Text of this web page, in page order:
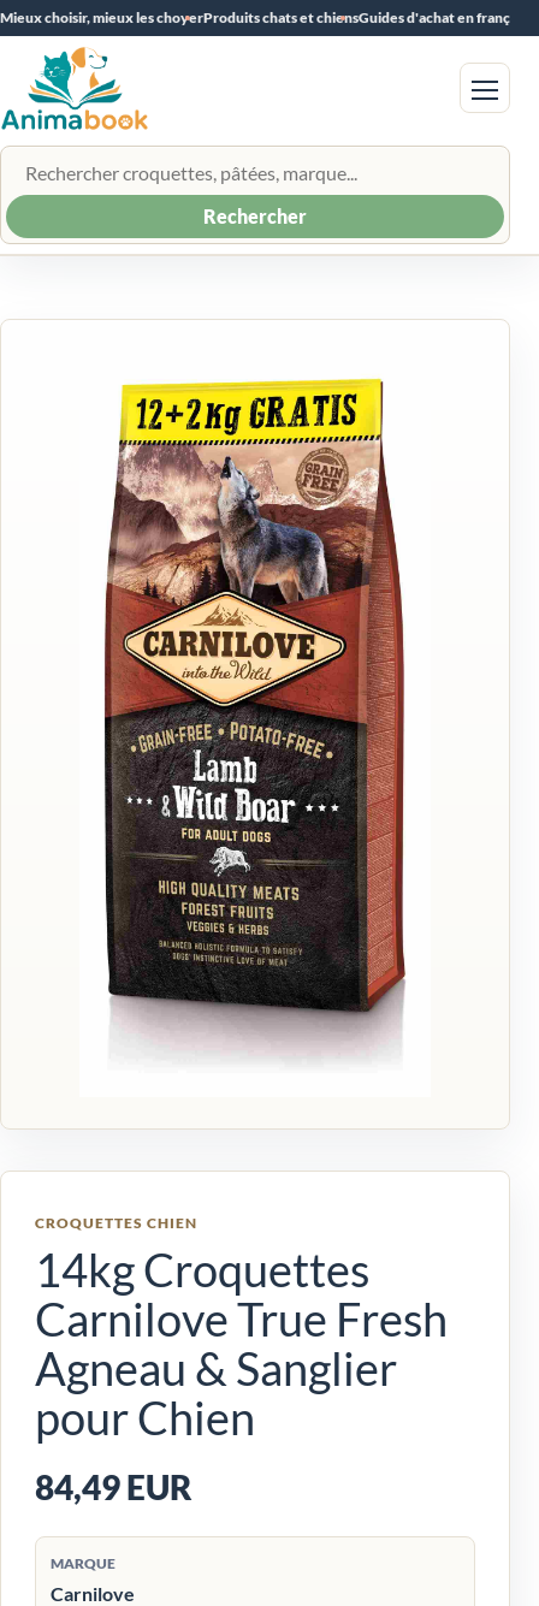
Mieux choisir, mieux les choyerProduits chats et chiensGuides d'achat en français
Rechercher un produit
Rechercher
Menu
CROQUETTES CHIEN
14kg Croquettes
Carnilove True Fresh
Agneau & Sanglier
pour Chien
84,49 EUR
MARQUE
Carnilove